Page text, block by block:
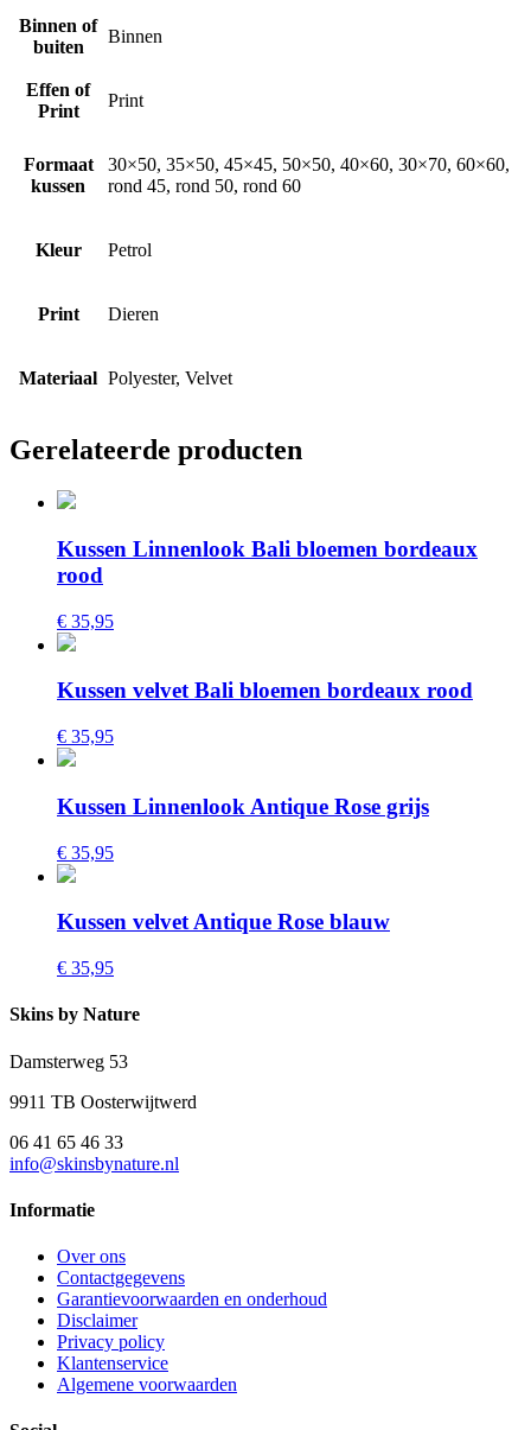
Binnen of
buiten
Binnen
Effen of
Print
Print
Formaat
kussen
30×50, 35×50, 45×45, 50×50, 40×60, 30×70, 60×60,
rond 45, rond 50, rond 60
Kleur Petrol
Print Dieren
Materiaal Polyester, Velvet
Gerelateerde producten
Kussen Linnenlook Bali bloemen bordeaux
rood
€ 35,95
Kussen velvet Bali bloemen bordeaux rood
€ 35,95
Kussen Linnenlook Antique Rose grijs
€ 35,95
Kussen velvet Antique Rose blauw
€ 35,95
Skins by Nature
Damsterweg 53
9911 TB Oosterwijtwerd
06 41 65 46 33
info@skinsbynature.nl
Informatie
Over ons
Contactgegevens
Garantievoorwaarden en onderhoud
Disclaimer
Privacy policy
Klantenservice
Algemene voorwaarden